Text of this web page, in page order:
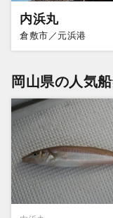
内浜丸
倉敷市／元浜港
岡山県の人気